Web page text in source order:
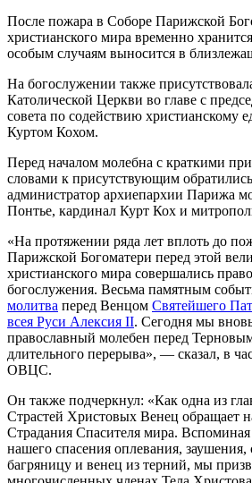
После пожара в Соборе Парижской
христианского мира временно
особым случаям выносится в
На богослужении также
Католической Церкви во главе с
совета по содействию христианскому
Куртом Кохом.
Перед началом молебна с краткими
словами к присутствующим
администратор архиепархии Парижа
Понтье, кардинал Курт Кох и
«На протяжении ряда лет вплоть до
Парижской Богоматери перед этой
христианского мира совершались
богослужения. Весьма памятным
молитва перед Венцом Святейшего
всея Руси Алексия II. Сегодня мы
православный молебен перед
длительного перерыва», — сказал, в
ОВЦС.
Он также подчеркнул: «Как одна из
Страстей Христовых Венец обращает
Страдания Спасителя мира.
нашего спасения оплевания,
багряницу и венец из терний, мы